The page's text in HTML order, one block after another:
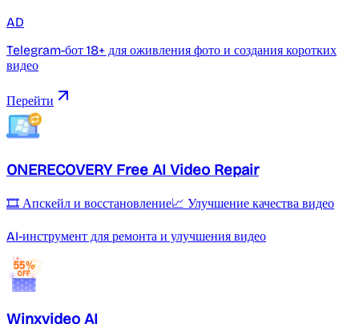
AD
Telegram-бот 18+ для оживления фото и создания коротких
видео
Перейти
ONERECOVERY Free AI Video Repair
🎞️ Апскейл и восстановление📈 Улучшение качества видео
AI-инструмент для ремонта и улучшения видео
Winxvideo AI